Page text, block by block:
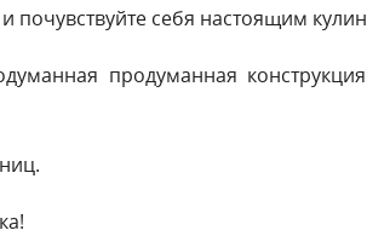
почувствуйте себя настоящим
продуманная